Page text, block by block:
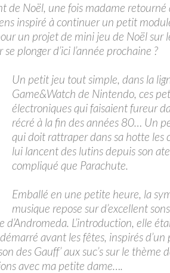
de Noël, une fois madame retourné
inspiré à continuer un petit
un projet de mini jeu de Noël sur
plonger d’ici l’année prochaine ?
Un petit jeu tout simple, dans la
Game&Watch de Nintendo, ces
électroniques qui faisaient fureur
récré à la fin des années 80… Un
qui doit rattraper dans sa hotte les
lui lancent des lutins depuis son
compliqué que Parachute.
Emballé en une petite heure, la
musique repose sur d’excellent
d’Andromeda. L’introduction, elle
avant les fêtes, inspirés d’un
des Gauff’ aux suc’s sur le thème
avec ma petite dame….